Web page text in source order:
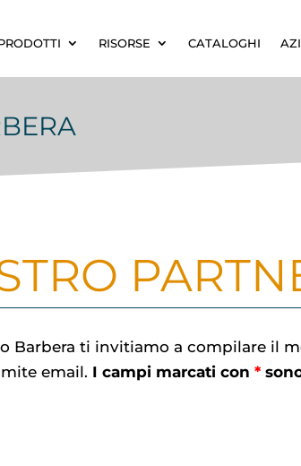
RISORSE CATALOGHI
Barbera ti invitiamo a compilare il
email. I campi marcati con *